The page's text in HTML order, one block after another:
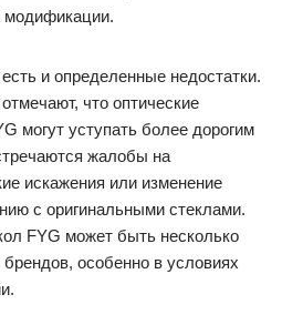
модификации.
и определенные недостатки.
что оптические
могут уступать более дорогим
жалобы на
искажения или изменение
с оригинальными стеклами.
FYG может быть несколько
особенно в условиях